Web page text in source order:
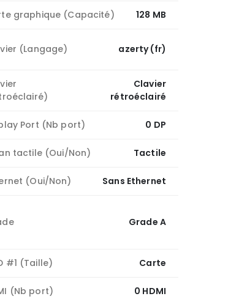
graphique (Capacité) 128 MB
(Langage) azerty (fr)
Clavier
rétroéclairé
Port (Nb port) 0 DP
tactile (Oui/Non) Tactile
(Oui/Non) Sans Ethernet
Grade A
#1 (Taille) Carte
(Nb port) 0 HDMI